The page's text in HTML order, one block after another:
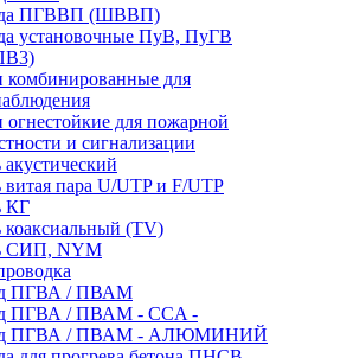
ПГВВП (ШВВП)
установочные ПуВ, ПуГВ
комбинированные для
огнестойкие для пожарной
и сигнализации
акустический
витая пара U/UTP и F/UTP
КГ
коаксиальный (TV)
СИП, NYM
ПГВА / ПВАМ
ПГВА / ПВАМ - CCA -
ПГВА / ПВАМ - АЛЮМИНИЙ